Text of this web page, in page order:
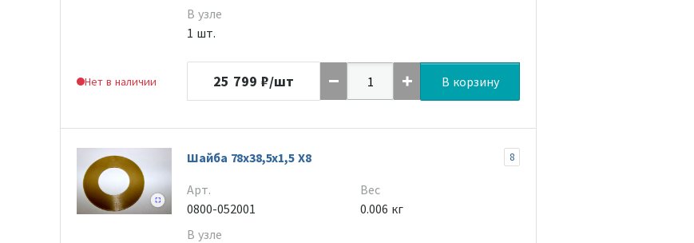
Нет в наличии
В узле
1 шт.
25 799 ₽/шт В корзину
Шайба 78х38,5х1,5 Х8 8
Арт.
0800-052001
В узле
Вес
0.006 кг